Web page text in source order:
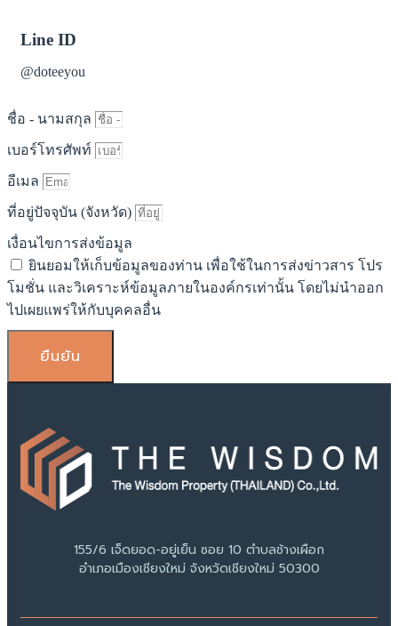
Line ID
@doteeyou
ชื่อ - นามสกุล
เบอร์โทรศัพท์
อีเมล
ที่อยู่ปัจจุบัน (จังหวัด)
เงื่อนไขการส่งข้อมูล
ยินยอมให้เก็บข้อมูลของท่าน เพื่อใช้ในการส่งข่าวสาร โปร
โมชั่น และวิเคราะห์ข้อมูลภายในองค์กรเท่านั้น โดยไม่นำออก
ไปเผยแพร่ให้กับบุคคลอื่น
ยืนยัน
155/6 เจ็ดยอด-อยู่เย็น ซอย 10 ตำบลช้างเผือก
อำเภอเมืองเชียงใหม่ จังหวัดเชียงใหม่ 50300